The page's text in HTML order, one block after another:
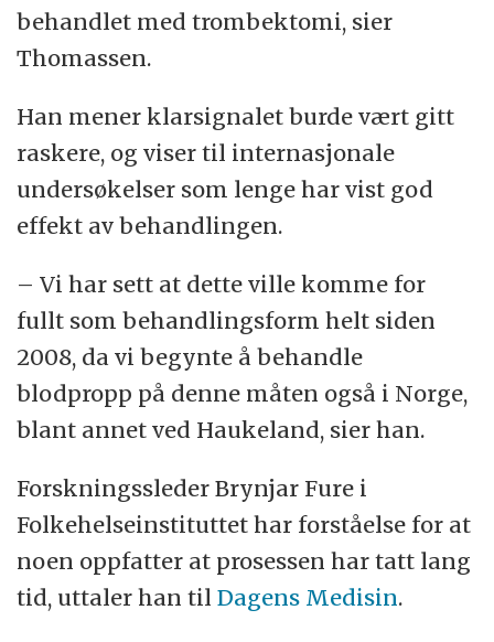
behandlet med trombektomi, sier
Thomassen.
Han mener klarsignalet burde vært gitt
raskere, og viser til internasjonale
undersøkelser som lenge har vist god
effekt av behandlingen.
– Vi har sett at dette ville komme for
fullt som behandlingsform helt siden
2008, da vi begynte å behandle
blodpropp på denne måten også i Norge,
blant annet ved Haukeland, sier han.
Forskningssleder Brynjar Fure i
Folkehelseinstituttet har forståelse for at
noen oppfatter at prosessen har tatt lang
tid, uttaler han tilDagens Medisin.